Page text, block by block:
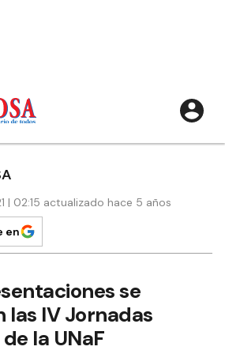
| 02:15 actualizado hace 5 años
en
se
las IV Jornadas
la UNaF